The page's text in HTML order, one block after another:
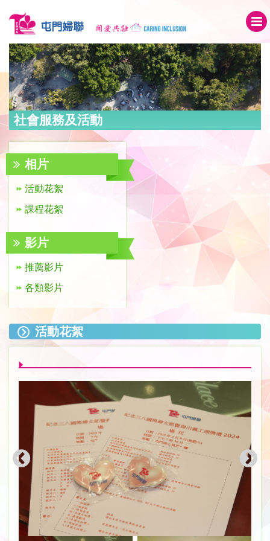
社會服務及活動
相片
活動花絮
課程花絮
影片
推薦影片
各類影片
活動花絮